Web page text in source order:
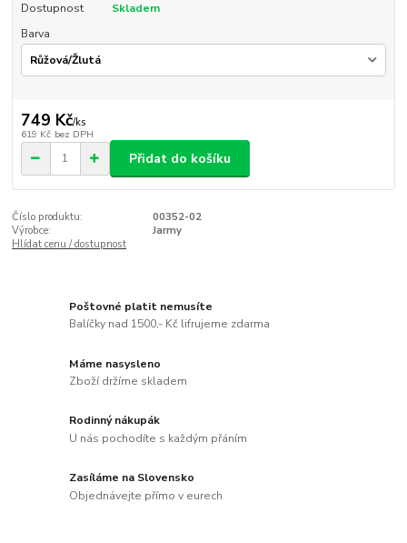
Dostupnost
Skladem
Barva
749 Kč/ks
619 Kč bez DPH
Přidat do košíku
Číslo produktu:
00352-02
Výrobce:
Jarmy
Hlídat cenu / dostupnost
Poštovné platit nemusíte
Balíčky nad 1500,- Kč lifrujeme zdarma
Máme nasysleno
Zboží držíme skladem
Rodinný nákupák
U nás pochodíte s každým přáním
Zasíláme na Slovensko
Objednávejte přímo v eurech